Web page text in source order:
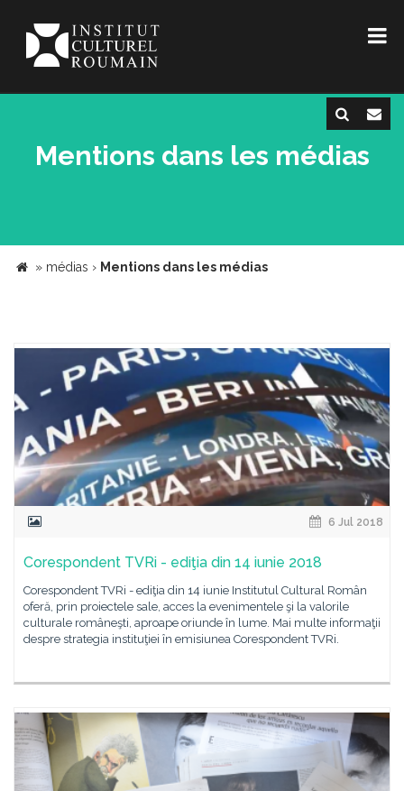
Mentions dans les médias
» médias › Mentions dans les médias
6 Jul 2018
Corespondent TVRi - ediţia din 14 iunie 2018
Corespondent TVRi - ediţia din 14 iunie Institutul Cultural Român
oferă, prin proiectele sale, acces la evenimentele şi la valorile
culturale româneşti, aproape oriunde în lume. Mai multe informaţii
despre strategia instituţiei în emisiunea Corespondent TVRi.